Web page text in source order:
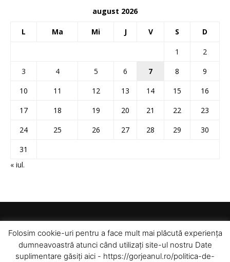
august 2026
L Ma Mi J V S D
1
2
3
4 5 6 7 8
9
10
11 12 13 14 15
16
17
18 19 20 21 22
23
24
25 26 27 28 29
30
31
« iul.
Folosim cookie-uri pentru a face mult mai plăcută experiența
dumneavoastră atunci când utilizați site-ul nostru Date
suplimentare găsiți aici - https://gorjeanul.ro/politica-de-